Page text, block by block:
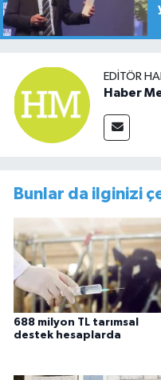
EDITÖR
Haber
Bunlar da ilginizi
688 milyon TL tarımsal
destek hesaplarda